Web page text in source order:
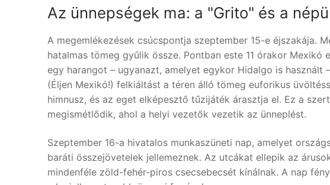
Az ünnepségek ma: a "Grito" és a
A megemlékezések csúcspontja szeptember 15-e éjszakája.
hatalmas tömeg gyűlik össze. Pontban este 11 órakor
egy harangot – ugyanazt, amelyet egykor Hidalgo is használt
(Éljen Mexikó!) felkiáltást a téren álló tömeg euforikus
himnusz, és az eget elképesztő tűzijáték árasztja el. Ez a
megismétlődik, ahol a helyi vezetők vezetik az ünneplést.
Szeptember 16-a hivatalos munkaszüneti nap, amelyet
baráti összejövetelek jellemeznek. Az utcákat ellepik az
mindenféle zöld-fehér-piros csecsebecsét kínálnak. A nap